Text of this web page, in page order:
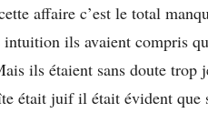
affaire c’est le total
ils avaient compris
ils étaient sans doute trop
était juif il était évident que